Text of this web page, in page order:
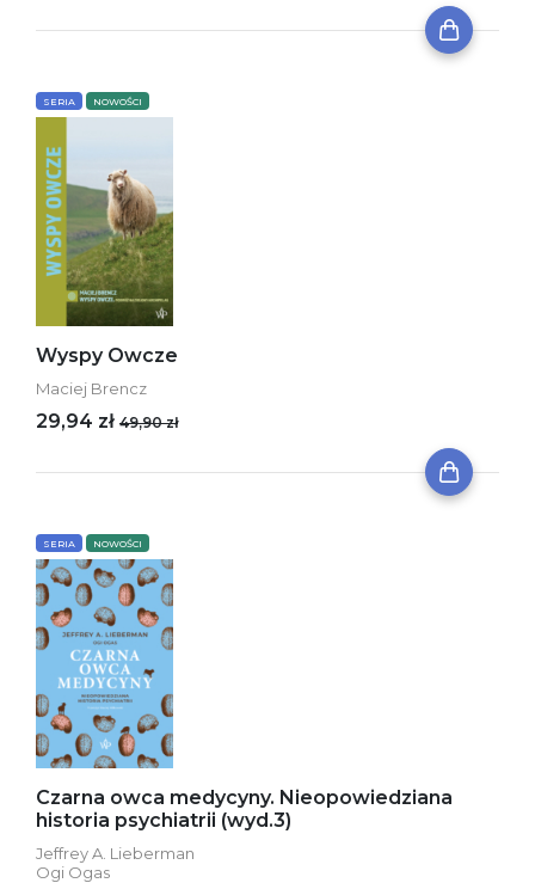
SERIA NOWOŚCI
Wyspy Owcze
Maciej Brencz
29,94 zł 49,90 zł
SERIA NOWOŚCI
Czarna owca medycyny. Nieopowiedziana
historia psychiatrii (wyd.3)
Jeffrey A. Lieberman
Ogi Ogas